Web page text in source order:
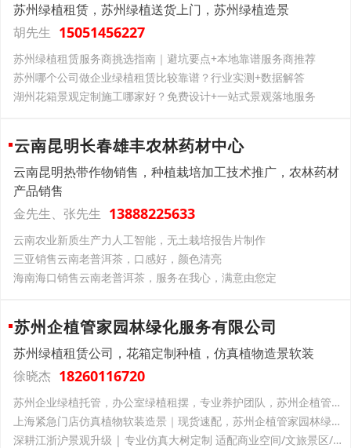
苏州绿植租赁，苏州绿植送货上门，苏州绿植造景
胡先生 15051456227
苏州绿植租赁服务商挑选指南｜避坑要点+本地靠谱服务商推荐
苏州哪个公司做企业绿植租赁比较靠谱？行业实测+数据解答
湖州花箱景观定制施工哪家好？免费设计+一站式景观落地服务
云南昆明长春雄丰农林药材中心
云南昆明热带作物销售，种植栽培加工技术推广，农林药材
产品销售
金先生、张先生 13888225633
云南‌农业新质生产力‌人工智能，无土栽培报告片制作
三亚销售云南老普洱茶，口感好，颜色清亮
海南海口销售云南老普洱茶，服务在我心，满意由您定
苏州企植管家园林绿化服务有限公司
苏州绿植租赁公司，花箱定制种植，仿真植物造景软装
徐晓杰 18260116720
苏州企业绿植托管，办公室绿植租摆，专业养护团队，苏州企植管家园林绿化一站式服务
上海紧急门店仿真植物软装造景｜现货速配，苏州企植管家园林绿化解你开业燃眉之急
深耕江浙沪景观升级 | 专业仿真大树定制 适配商业空间/文旅景区/厂区园区